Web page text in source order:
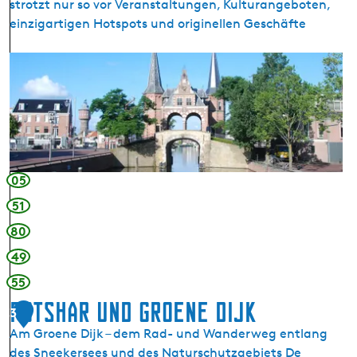
strotzt nur so vor Veranstaltungen, Kulturangeboten,
einzigartigen Hotspots und originellen Geschäfte
e
k
(
S
n
i
t
s
)
05
51
80
49
55
3
Potshar und Groene Dijk
Am Groene Dijk – dem Rad- und Wanderweg entlang
des Sneekersees und des Naturschutzgebiets De